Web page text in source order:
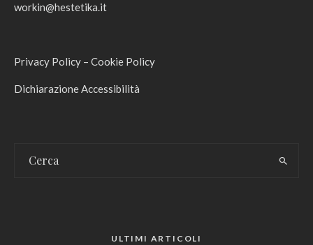
workin@hestetika.it
Privacy Policy – Cookie Policy
Dichiarazione Accessibilità
ULTIMI ARTICOLI